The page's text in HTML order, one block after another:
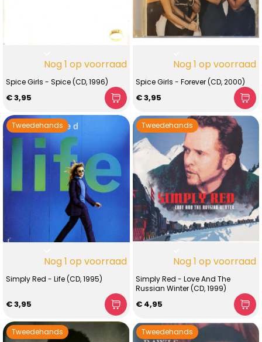
Nog 1 op voorraad
Spice Girls - Spice (CD, 1996)
€ 3,95
Nog 1 op voorraad
Spice Girls - Forever (CD, 2000)
€ 3,95
Tweedehands
Nog 1 op voorraad
Simply Red - Life (CD, 1995)
€ 3,95
Tweedehands
Nog 1 op voorraad
Simply Red - Love And The
Russian Winter (CD, 1999)
€ 4,95
Tweedehands Tweedehands